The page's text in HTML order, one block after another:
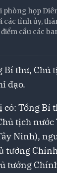
họp
các tỉnh ủy,
cầu các
Bí thư, Chủ
đạo.
Tổng Bí
tịch
Ninh),
tướng
tướng